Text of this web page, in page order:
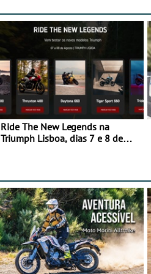
Ride The New Legends na
Triumph Lisboa, dias 7 e 8 de